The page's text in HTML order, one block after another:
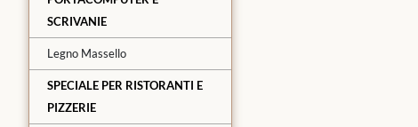
SCRIVANIE
Legno Massello
SPECIALE PER RISTORANTI E
PIZZERIE